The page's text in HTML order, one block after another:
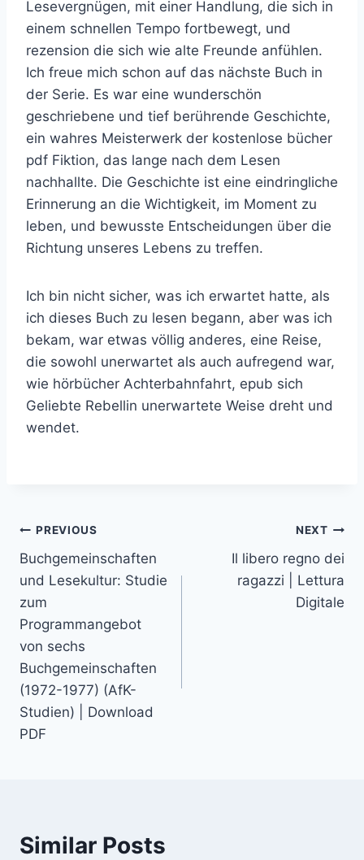
Lesevergnügen, mit einer Handlung, die sich in
einem schnellen Tempo fortbewegt, und
rezension die sich wie alte Freunde anfühlen.
Ich freue mich schon auf das nächste Buch in
der Serie. Es war eine wunderschön
geschriebene und tief berührende Geschichte,
ein wahres Meisterwerk der kostenlose bücher
pdf Fiktion, das lange nach dem Lesen
nachhallte. Die Geschichte ist eine eindringliche
Erinnerung an die Wichtigkeit, im Moment zu
leben, und bewusste Entscheidungen über die
Richtung unseres Lebens zu treffen.
Ich bin nicht sicher, was ich erwartet hatte, als
ich dieses Buch zu lesen begann, aber was ich
bekam, war etwas völlig anderes, eine Reise,
die sowohl unerwartet als auch aufregend war,
wie hörbücher Achterbahnfahrt, epub sich
Geliebte Rebellin unerwartete Weise dreht und
wendet.
PREVIOUS
Buchgemeinschaften
und Lesekultur: Studie
zum
Programmangebot
von sechs
Buchgemeinschaften
(1972-1977) (AfK-
Studien) | Download
PDF
NEXT
Il libero regno dei
ragazzi | Lettura
Digitale
Similar Posts